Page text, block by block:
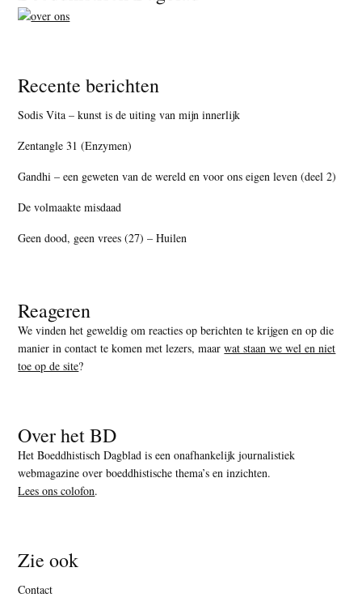
Recente berichten
Sodis Vita – kunst is de uiting van mijn innerlijk
Zentangle 31 (Enzymen)
Gandhi – een geweten van de wereld en voor ons eigen leven (deel 2)
De volmaakte misdaad
Geen dood, geen vrees (27) – Huilen
Reageren
We vinden het geweldig om reacties op berichten te krijgen en op die
manier in contact te komen met lezers, maarwat staan we wel en niet
toe op de site?
Over het BD
Het Boeddhistisch Dagblad is een onafhankelijk journalistiek
webmagazine over boeddhistische thema’s en inzichten.
Lees ons colofon.
Zie ook
Contact